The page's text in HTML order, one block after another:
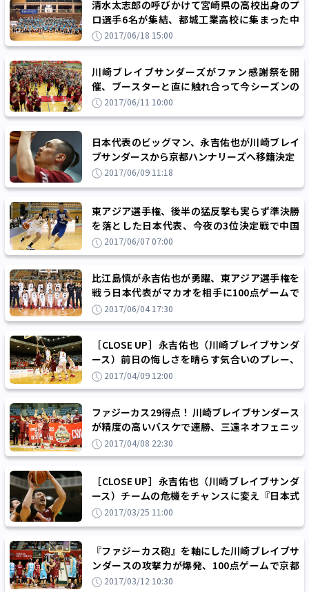
清水太志郎の呼びかけて宮崎県の高校出身のプ
ロ選手6名が集結、都城工業高校に集まった中
学生プレーヤー100人と交流
2017/06/18 15:00
川崎ブレイブサンダーズがファン感謝祭を開
催、ブースターと直に触れ合って今シーズンの
感謝を伝える
2017/06/11 10:00
日本代表のビッグマン、永吉佑也が川崎ブレイ
ブサンダースから京都ハンナリーズへ移籍決定
2017/06/09 11:18
東アジア選手権、後半の猛反撃も実らず準決勝
を落とした日本代表、今夜の3位決定戦で中国
と対戦2017/06/07 07:00
比江島慎が永吉佑也が勇躍、東アジア選手権を
戦う日本代表がマカオを相手に100点ゲームで
快勝し準決勝へ進出
2017/06/04 17:30
［CLOSE UP］永吉佑也（川崎ブレイブサンダ
ース）前日の悔しさを晴らす気合いのプレー、
チルドレス封じで連勝に貢献
2017/04/09 12:00
ファジーカス29得点！ 川崎ブレイブサンダース
が精度の高いバスケで連勝、三遠ネオフェニッ
クスとの対戦成績をタイに戻す
2017/04/08 22:30
［CLOSE UP］永吉佑也（川崎ブレイブサンダ
ース）チームの危機をチャンスに変え『日本式
ビッグマン』のあるべき姿を模索
2017/03/25 11:00
『ファジーカス砲』を軸にした川崎ブレイブサ
ンダースの攻撃力が爆発、100点ゲームで京都
ハンナリーズを撃破
2017/03/12 10:30